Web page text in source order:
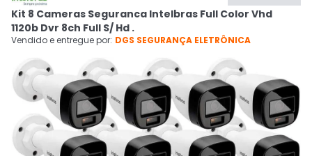
Cupons
Ativar tradutor em libras
CADASTRE-SE
Kit 8 Cameras Seguranca Intelbras Full Color Vhd
1120b Dvr 8ch Full S/ Hd .
Vendido e entregue por: DGS SEGURANÇA ELETRÔNICA